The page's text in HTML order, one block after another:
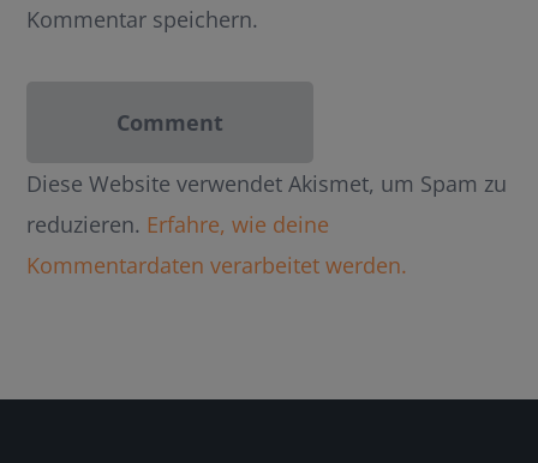
Kommentar speichern.
Diese Website verwendet Akismet, um Spam zu
reduzieren. Erfahre, wie deine
Kommentardaten verarbeitet werden.